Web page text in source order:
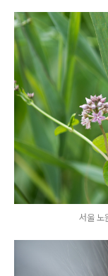
서울